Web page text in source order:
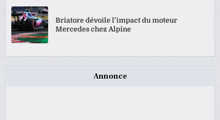
Briatore dévoile l’impact du moteur
Mercedes chez Alpine
Annonce